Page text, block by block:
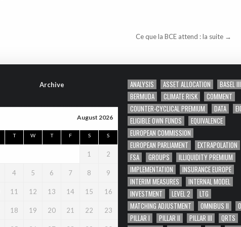
Ce que la BCE attend : la suite →
Archive
August 2026
T W T F S S
1 2
4 5 6 7 8 9
11 12 13 14 15 16
18 19 20 21 22 23
ANALYSIS ASSET ALLOCATION
BASEL III
BERMUDA
CLIMATE RISK
COMMENT
COUNTER-CYCLICAL PREMIUM
DATA
ELIGIBLE OWN FUNDS
EQUIVALENCE
EUROPEAN COMMISSION
EUROPEAN PARLIAMENT
EXTRAPOLATION
FSA
GROUPS
ILLIQUIDITY PREMIUM
IMPLEMENTATION
INSURANCE EUROPE
INTERIM MEASURES
INTERNAL MODEL
INVESTMENT
LEVEL 2
LTG
MATCHING ADJUSTMENT
OMNIBUS II
PILLAR I
PILLAR II PILLAR III
QRTS